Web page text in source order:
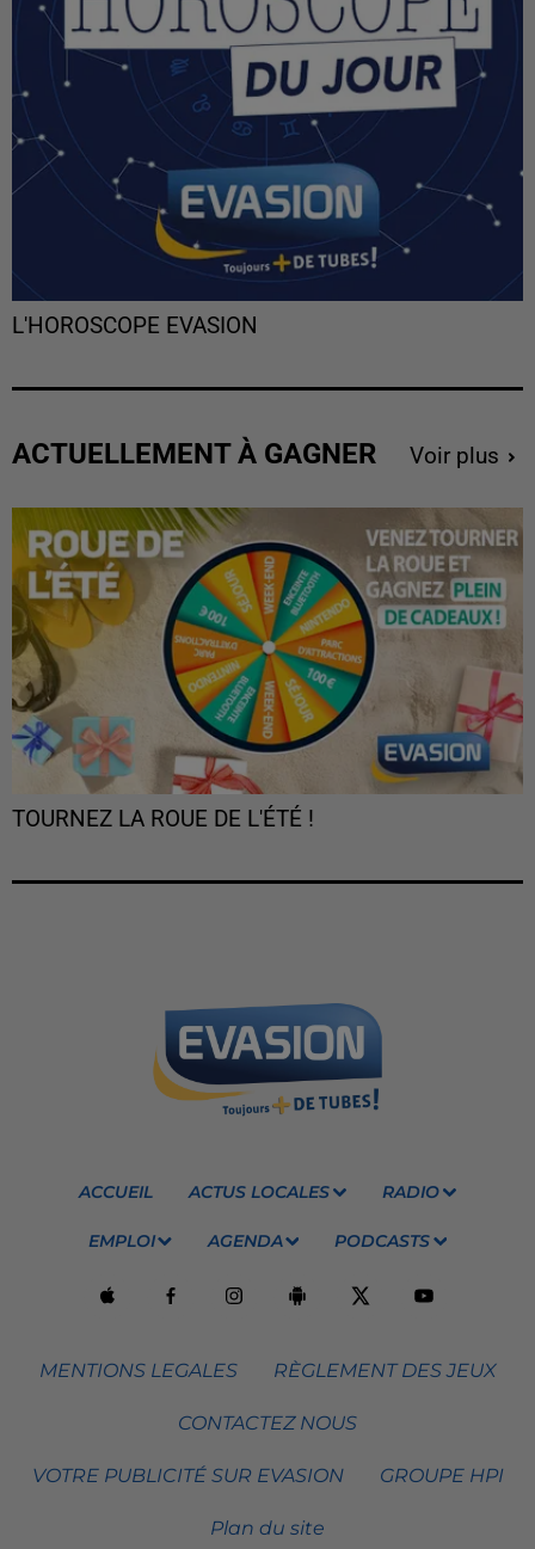
L'HOROSCOPE EVASION
ACTUELLEMENT À GAGNER Voir plus
TOURNEZ LA ROUE DE L'ÉTÉ !
ACCUEIL ACTUS LOCALES RADIO
EMPLOI AGENDA PODCASTS
MENTIONS LEGALES RÈGLEMENT DES JEUX
CONTACTEZ NOUS
VOTRE PUBLICITÉ SUR EVASION GROUPE HPI
Plan du site